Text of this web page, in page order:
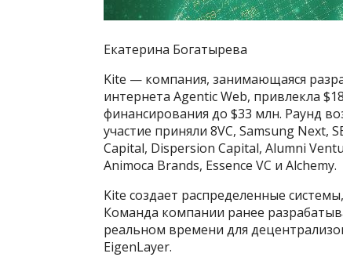
Екатерина Богатырева
Kite — компания, занимающаяся
интернета Agentic Web, привлекла
финансирования до $33 млн. Раунд
участие приняли 8VC, Samsung Next,
Capital, Dispersion Capital, Alumni
Animoca Brands, Essence VC и Alchemy.
Kite создает распределенные
Команда компании ранее
реальном времени для
EigenLayer.